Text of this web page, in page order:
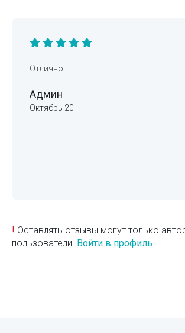
Отлично!
Админ
Октябрь 20
! Оставлять отзывы могут только
пользователи. Войти в профиль